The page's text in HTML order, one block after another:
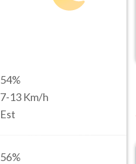
54%
7-13 Km/h
Est
56%